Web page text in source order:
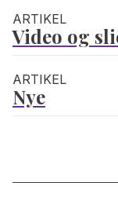
ARTIKEL
Video og
ARTIKEL
Nye